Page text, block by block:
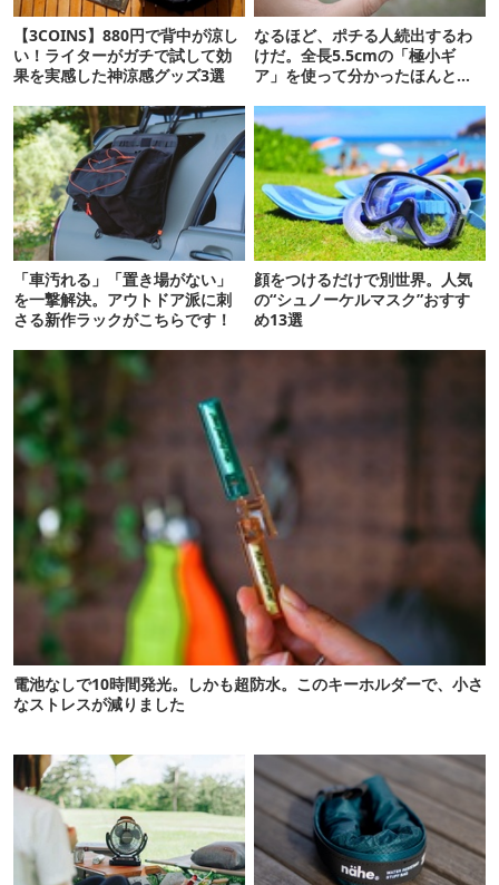
【3COINS】880円で背中が涼し
い！ライターがガチで試して効
果を実感した神涼感グッズ3選
なるほど、ポチる人続出するわ
けだ。全長5.5cmの「極小ギ
ア」を使って分かったほんとの
「車汚れる」「置き場がない」
を一撃解決。アウトドア派に刺
さる新作ラックがこちらです！
顔をつけるだけで別世界。人気
の“シュノーケルマスク”おすす
め13選
電池なしで10時間発光。しかも超防水。このキーホルダーで、小さ
なストレスが減りました